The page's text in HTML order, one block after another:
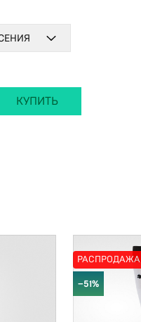
КУПИТЬ
РАСПРОДАЖА
−51%